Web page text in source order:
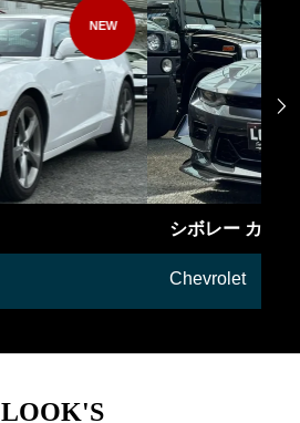

LOOK'S